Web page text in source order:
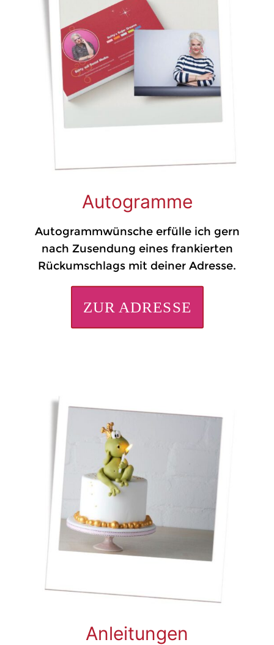
Autogramme
Autogrammwünsche erfülle ich gern
nach Zusendung eines frankierten
Rückumschlags mit deiner Adresse.
ZUR ADRESSE
Anleitungen